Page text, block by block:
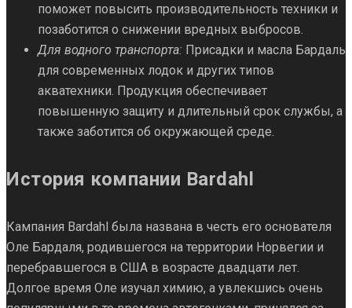
поможет повысить производительность техники и
позаботится о снижении вредных выбросов.
Для водного транспорта: Присадки и масла Бардаль
для современных лодок и других типов
акватехники. Продукция обеспечивает
повышенную защиту и длительный срок службы, а
также заботится об окружающей среде.
История компании Bardahl
Кампания Bardahl была названа в честь его основателя
Оле Бардаля, родившегося на территории Норвегии и
перебравшегося в США в возрасте двадцати лет.
Долгое время Оле изучал химию, а увлекшись очень